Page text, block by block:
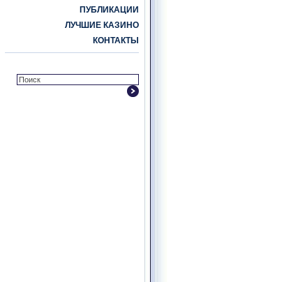
ПУБЛИКАЦИИ
ЛУЧШИЕ КАЗИНО
КОНТАКТЫ